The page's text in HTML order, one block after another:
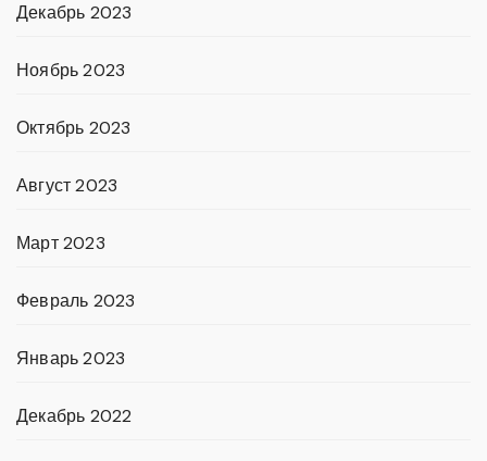
Декабрь 2023
Ноябрь 2023
Октябрь 2023
Август 2023
Март 2023
Февраль 2023
Январь 2023
Декабрь 2022